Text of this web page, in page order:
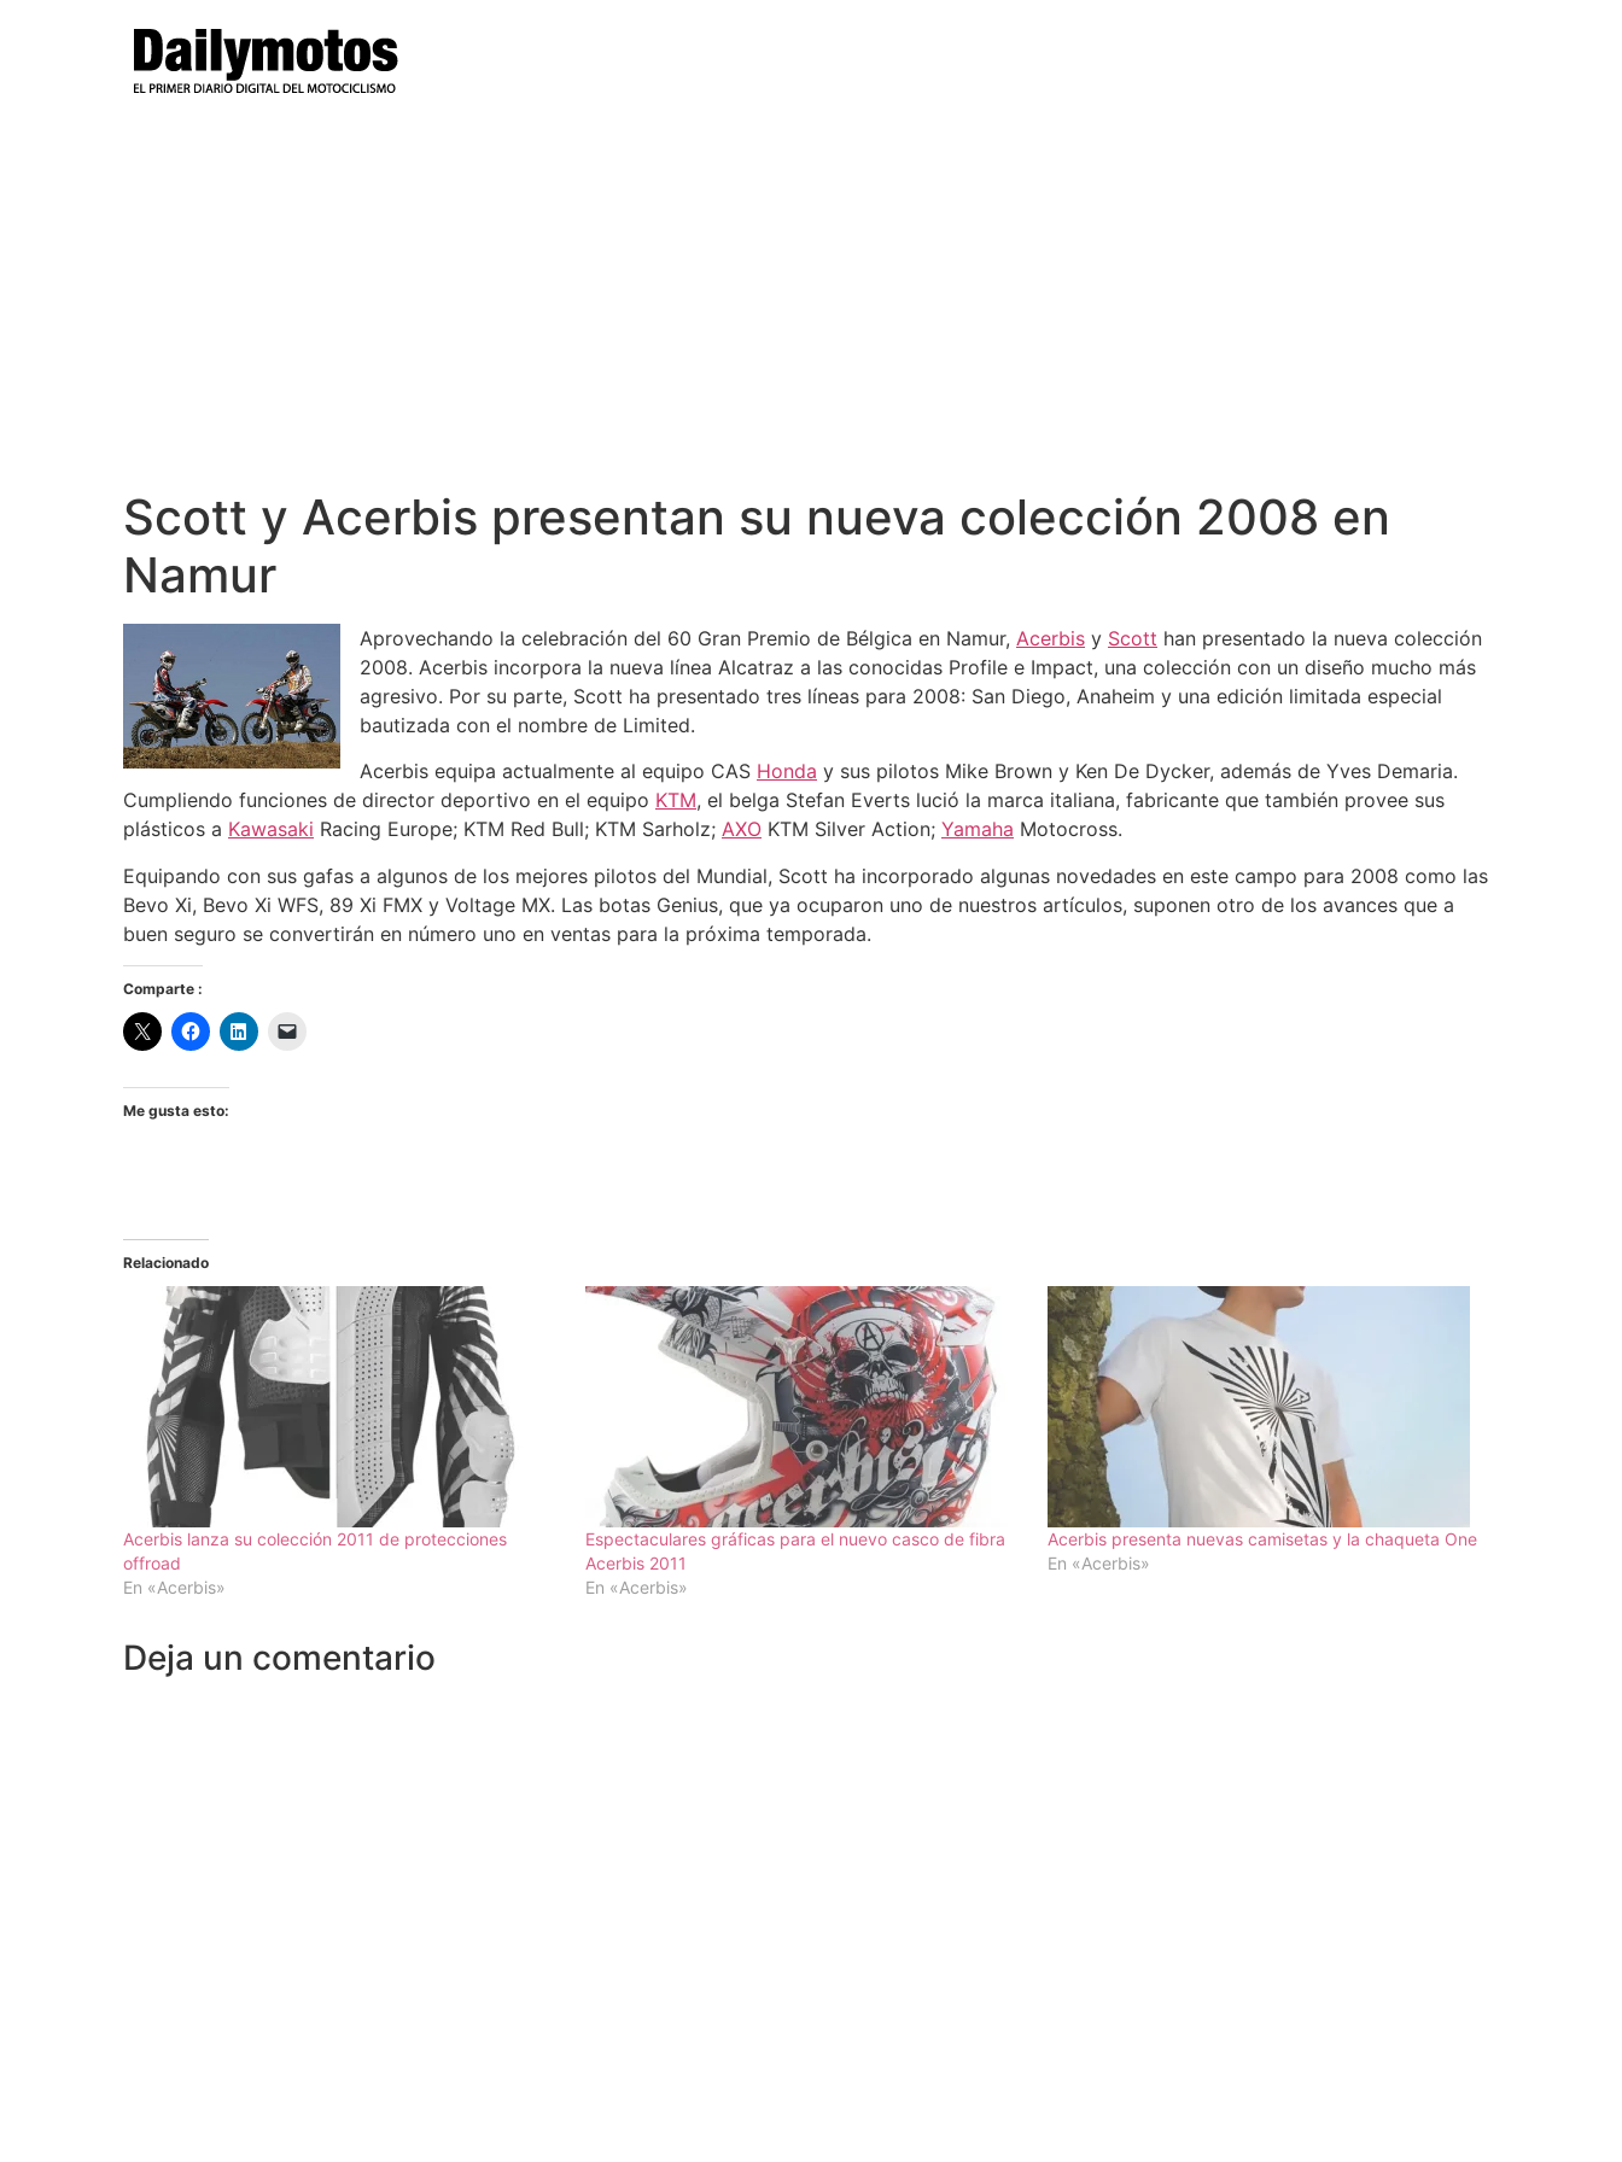
Scott y Acerbis presentan su nueva colección 2008 en
Namur
Aprovechando la celebración del 60 Gran Premio de Bélgica en Namur, Acerbis y Scott han presentado la nueva colección
2008. Acerbis incorpora la nueva línea Alcatraz a las conocidas Profile e Impact, una colección con un diseño mucho más
agresivo. Por su parte, Scott ha presentado tres líneas para 2008: San Diego, Anaheim y una edición limitada especial
bautizada con el nombre de Limited.
Acerbis equipa actualmente al equipo CAS Honda y sus pilotos Mike Brown y Ken De Dycker, además de Yves Demaria.
Cumpliendo funciones de director deportivo en el equipo KTM, el belga Stefan Everts lució la marca italiana, fabricante que también provee sus
plásticos a Kawasaki Racing Europe; KTM Red Bull; KTM Sarholz; AXO KTM Silver Action; Yamaha Motocross.
Equipando con sus gafas a algunos de los mejores pilotos del Mundial, Scott ha incorporado algunas novedades en este campo para 2008 como las
Bevo Xi, Bevo Xi WFS, 89 Xi FMX y Voltage MX. Las botas Genius, que ya ocuparon uno de nuestros artículos, suponen otro de los avances que a
buen seguro se convertirán en número uno en ventas para la próxima temporada.
Comparte :
Me gusta esto:
Relacionado
Acerbis lanza su colección 2011 de protecciones
offroad
En «Acerbis»
Espectaculares gráficas para el nuevo casco de fibra
Acerbis 2011
En «Acerbis»
Acerbis presenta nuevas camisetas y la chaqueta One
En «Acerbis»
Deja un comentario